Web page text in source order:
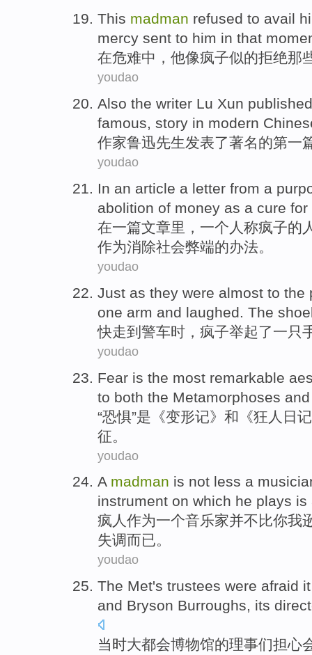
This madman refused to avail
mercy sent to him in that
在危难中， 他像疯子似的拒绝那
youdao
Also the writer Lu Xun published
famous, story in modern
作家鲁迅先生发表了著名的第一
youdao
In an article a letter from a
abolition of money as a cure
在一篇文章里， 一个 人称疯子的
作为消除社会弊端的办法。
youdao
Just as they were almost to the
one arm and laughed. The
快走到 警车时， 疯子举起了一只
youdao
Fear is the most remarkable
to both the Metamorphoses and
“恐惧”是 《变形记》 和 《狂人 日记
征 。
youdao
A madman is not less a
instrument on which he plays
疯 人作为一个音乐家并不比你我
失调而已。
youdao
The Met's trustees were afraid
and Bryson Burroughs, its
当时大都会博物馆的理事们担心